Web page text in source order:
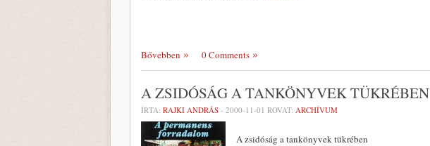
Bővebben 0 Comments
A ZSIDÓSÁG A TANKÖNYVEK TÜKRÉBEN
ÍRTA: RAJKI ANDRÁS - 2000-11-01 ROVAT: ARCHÍVUM
A zsidóság a tankönyvek tükrében